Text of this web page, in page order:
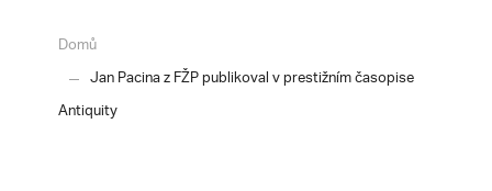
Domů
Jan Pacina z FŽP publikoval v prestižním časopise
Antiquity